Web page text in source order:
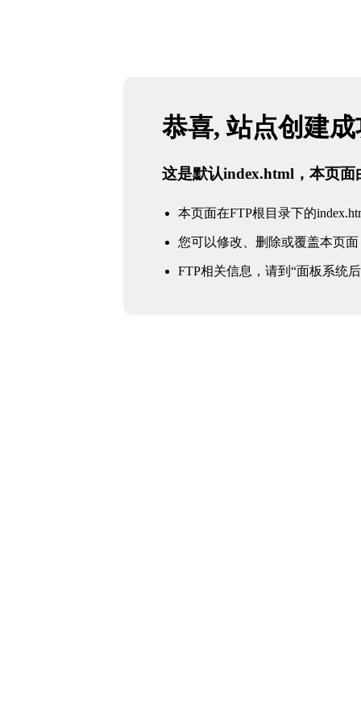
恭喜, 站点创建
这是默认index.html，本页面
本页面在FTP根目录下的
您可以修改、删除或覆盖本页面
FTP相关信息，请到“面板系统